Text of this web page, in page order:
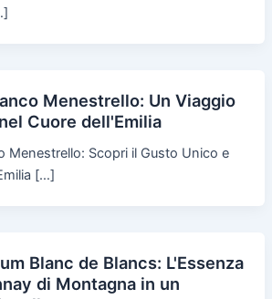
Menestrello: Un Viaggio
Cuore dell'Emilia
Menestrello: Scopri il Gusto Unico e
[…]
Blanc de Blancs: L'Essenza
di Montagna in un